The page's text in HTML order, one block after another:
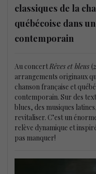
classiques de la
québécoise dans
contemporain
Au concertRêves et bleus
arrangements originaux
chanson française et
contemporain. Sur des
blues, des musiques
revitaliser. C’est un
relève dynamique et
pas manquer!